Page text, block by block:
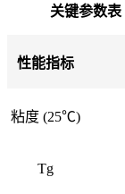
关键参数表
性能指标
粘度 (25℃)
Tg